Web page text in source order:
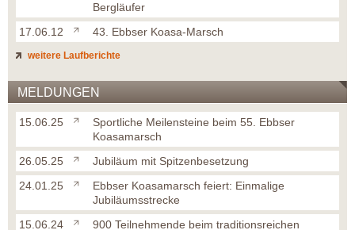
Bergläufer
17.06.12
43. Ebbser Koasa-Marsch
weitere Laufberichte
MELDUNGEN
15.06.25
Sportliche Meilensteine beim 55. Ebbser
Koasamarsch
26.05.25
Jubiläum mit Spitzenbesetzung
24.01.25
Ebbser Koasamarsch feiert: Einmalige
Jubiläumsstrecke
15.06.24
900 Teilnehmende beim traditionsreichen